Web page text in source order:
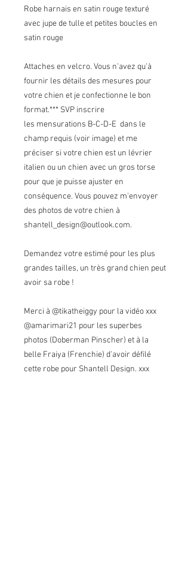
Robe harnais en satin rouge texturé
avec jupe de tulle et petites boucles en
satin rouge
Attaches en velcro. Vous n'avez qu'à
fournir les détails des mesures pour
votre chien et je confectionne le bon
format.*** SVP inscrire
les mensurations B-C-D-E dans le
champ requis (voir image) et me
préciser si votre chien est un lévrier
italien ou un chien avec un gros torse
pour que je puisse ajuster en
conséquence. Vous pouvez m'envoyer
des photos de votre chien à
shantell_design@outlook.com.
Demandez votre estimé pour les plus
grandes tailles, un très grand chien peut
avoir sa robe !
Merci à @tikatheiggy pour la vidéo xxx
@amarimari21 pour les superbes
photos (Doberman Pinscher) et à la
belle Fraiya (Frenchie) d'avoir défilé
cette robe pour Shantell Design. xxx